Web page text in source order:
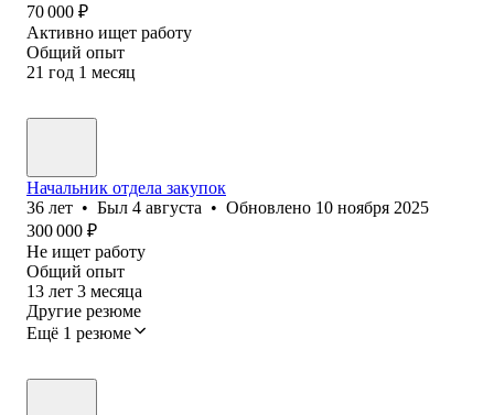
70 000 ₽
Активно ищет работу
Общий опыт
21 год 1 месяц
Начальник отдела закупок
36 лет • Был 4 августа • Обновлено 10 ноября 2025
300 000 ₽
Не ищет работу
Общий опыт
13 лет 3 месяца
Другие резюме
Ещё 1 резюме